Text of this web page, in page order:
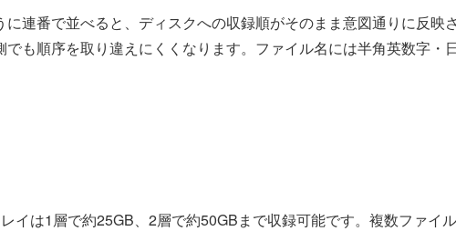
に連番で並べると、ディスクへの収録順がそのまま意図通りに反映
も順序を取り違えにくくなります。ファイル名には半角英数字・
イは1層で約25GB、2層で約50GBまで収録可能です。複数ファイ